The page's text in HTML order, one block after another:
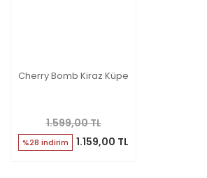
Cherry Bomb Kiraz Küpe
1.599,00 TL
%28 indirim 1.159,00 TL